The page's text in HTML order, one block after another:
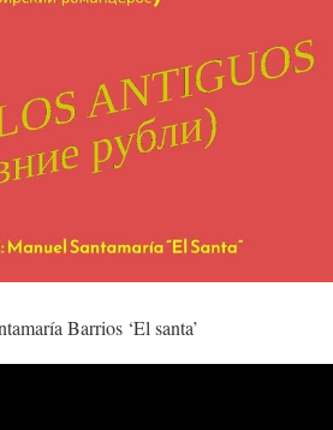
Barrios ‘El santa’